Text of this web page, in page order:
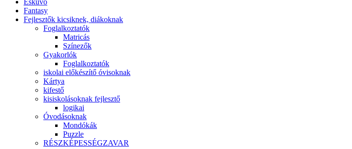
Esküvő
Fantasy
Fejlesztők kicsiknek, diákoknak
Foglalkoztatók
Matricás
Színezők
Gyakorlók
Foglalkoztatók
iskolai előkészítő óvisoknak
Kártya
kifestő
kisiskolásoknak fejlesztő
logikai
Óvodásoknak
Mondókák
Puzzle
RÉSZKÉPESSÉGZAVAR